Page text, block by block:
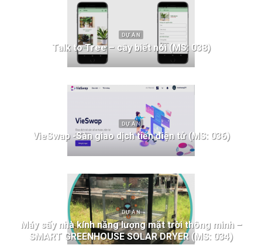
DỰ ÁN
Talk to Tree – cây biết nói (MS: 038)
DỰ ÁN
VieSwap -Sàn giao dịch tiền điện tử (MS: 036)
DỰ ÁN
Máy sấy nhà kính năng lượng mặt trời thông minh –
SMART GREENHOUSE SOLAR DRYER (MS: 034)